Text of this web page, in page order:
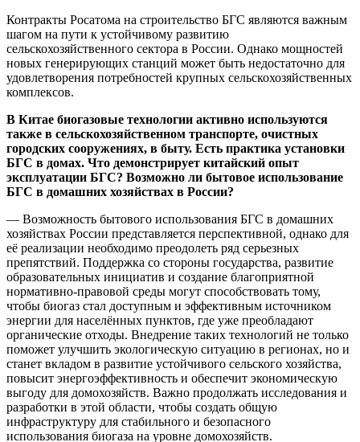
Контракты Росатома на строительство БГС являются важным
шагом на пути к устойчивому развитию
сельскохозяйственного сектора в России. Однако мощностей
новых генерирующих станций может быть недостаточно для
удовлетворения потребностей крупных сельскохозяйственных
комплексов.
В Китае биогазовые технологии активно используются
также в сельскохозяйственном транспорте, очистных
городских сооружениях, в быту. Есть практика установки
БГС в домах. Что демонстрирует китайский опыт
эксплуатации БГС? Возможно ли бытовое использование
БГС в домашних хозяйствах в России?
— Возможность бытового использования БГС в домашних
хозяйствах России представляется перспективной, однако для
её реализации необходимо преодолеть ряд серьезных
препятствий. Поддержка со стороны государства, развитие
образовательных инициатив и создание благоприятной
нормативно-правовой среды могут способствовать тому,
чтобы биогаз стал доступным и эффективным источником
энергии для населённых пунктов, где уже преобладают
органические отходы. Внедрение таких технологий не только
поможет улучшить экологическую ситуацию в регионах, но и
станет вкладом в развитие устойчивого сельского хозяйства,
повысит энергоэффективность и обеспечит экономическую
выгоду для домохозяйств. Важно продолжать исследования и
разработки в этой области, чтобы создать общую
инфраструктуру для стабильного и безопасного
использования биогаза на уровне домохозяйств.